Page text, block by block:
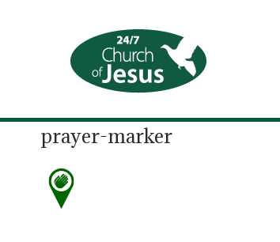
Home
prayer-marker